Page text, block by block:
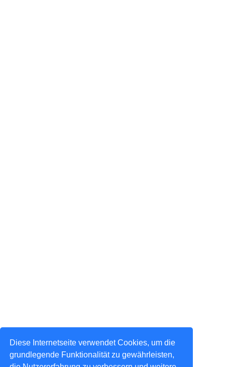
Diese Internetseite verwendet Cookies, um die
grundlegende Funktionalität zu gewährleisten,